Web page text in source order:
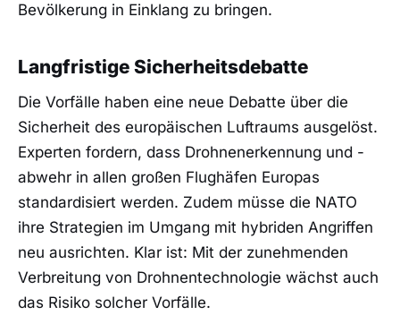
Bevölkerung in Einklang zu bringen.
Langfristige Sicherheitsdebatte
Die Vorfälle haben eine neue Debatte über die
Sicherheit des europäischen Luftraums ausgelöst.
Experten fordern, dass Drohnenerkennung und -
abwehr in allen großen Flughäfen Europas
standardisiert werden. Zudem müsse die NATO
ihre Strategien im Umgang mit hybriden Angriffen
neu ausrichten. Klar ist: Mit der zunehmenden
Verbreitung von Drohnentechnologie wächst auch
das Risiko solcher Vorfälle.